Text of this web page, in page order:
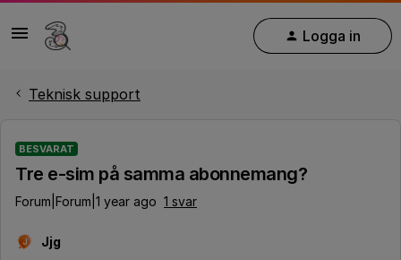
Logga in
Teknisk support
BESVARAT
Tre e-sim på samma abonnemang?
Forum|Forum|1 year ago 1 svar
J Jjg